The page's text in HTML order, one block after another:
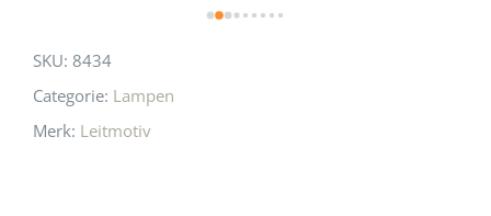
SKU: 8434
Categorie: Lampen
Merk: Leitmotiv